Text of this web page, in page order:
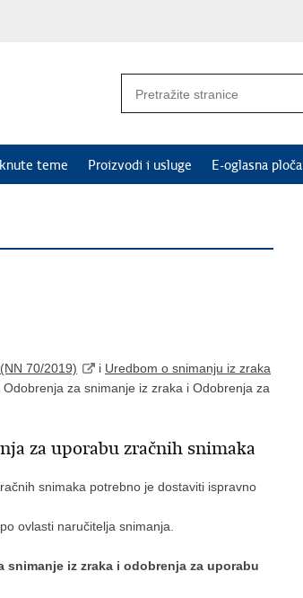
teme Proizvodi i usluge E-oglasna ploča
70/2019) i Uredbom o snimanju iz zraka
za snimanje iz zraka i Odobrenja za
za uporabu zračnih snimaka
snimaka potrebno je dostaviti ispravno
ovlasti naručitelja snimanja.
iz zraka i odobrenja za uporabu